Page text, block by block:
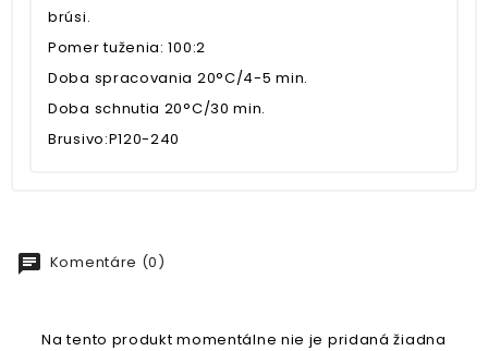
brúsi.
Pomer tuženia: 100:2
Doba spracovania 20°C/4-5 min.
Doba schnutia 20°C/30 min.
Brusivo:P120-240
chat Komentáre (0)
Na tento produkt momentálne nie je pridaná žiadna